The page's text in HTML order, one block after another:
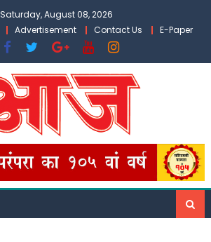
Saturday, August 08, 2026
Advertisement Contact Us E-Paper